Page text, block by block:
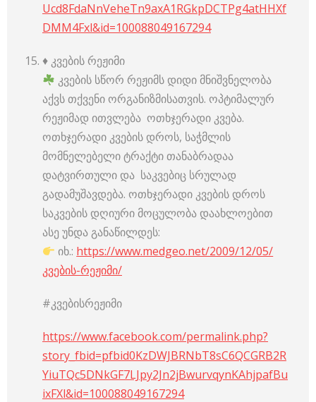
Ucd8FdaNnVeheTn9axA1RGkpDCTPg4atHHXf
DMM4Fxl&id=100088049167294
♦️ კვების რეჟიმი
კვების სწორ რეჟიმს დიდი მნიშვნელობა
აქვს თქვენი ორგანიზმისათვის. ოპტიმალურ
რეჟიმად ითვლება ოთხჯერადი კვება.
ოთხჯერადი კვების დროს, საჭმლის
მომნელებელი ტრაქტი თანაბრადაა
დატვირთული და საკვებიც სრულად
გადამუშავდება. ოთხჯერადი კვების დროს
საკვების დღიური მოცულობა დაახლოებით
ასე უნდა განაწილდეს:
იხ.: https://www.medgeo.net/2009/12/05/
კვების-რეჟიმი/
#კვებისრეჟიმი
https://www.facebook.com/permalink.php?
story_fbid=pfbid0KzDWJBRNbT8sC6QCGRB2R
YiuTQc5DNkGF7LJpy2Jn2jBwurvqynKAhjpafBu
ixFXl&id=100088049167294